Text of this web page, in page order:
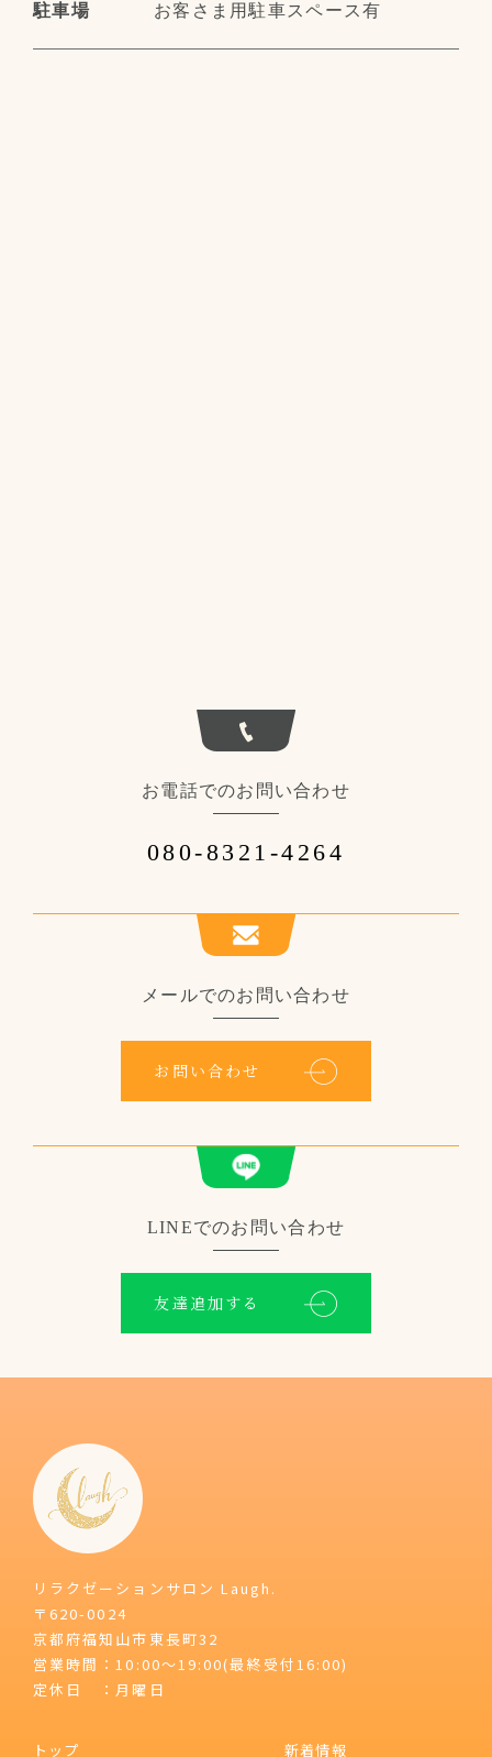
駐車場 お客さま用駐車スペース有
お電話でのお問い合わせ
080-8321-4264
メールでのお問い合わせ
お問い合わせ
LINEでのお問い合わせ
友達追加する
リラクゼーションサロン Laugh.
〒620-0024
京都府福知山市東長町32
営業時間：10:00～19:00(最終受付16:00)
定休日 ：月曜日
トップ 新着情報